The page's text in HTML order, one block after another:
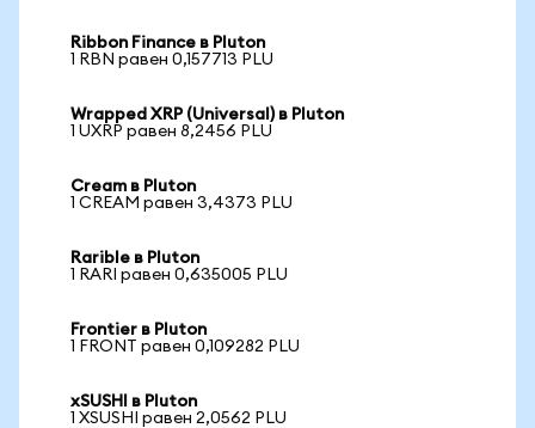
Ribbon Finance в Pluton
1 RBN равен 0,157713 PLU
Wrapped XRP (Universal) в Pluton
1 UXRP равен 8,2456 PLU
Cream в Pluton
1 CREAM равен 3,4373 PLU
Rarible в Pluton
1 RARI равен 0,635005 PLU
Frontier в Pluton
1 FRONT равен 0,109282 PLU
xSUSHI в Pluton
1 XSUSHI равен 2,0562 PLU